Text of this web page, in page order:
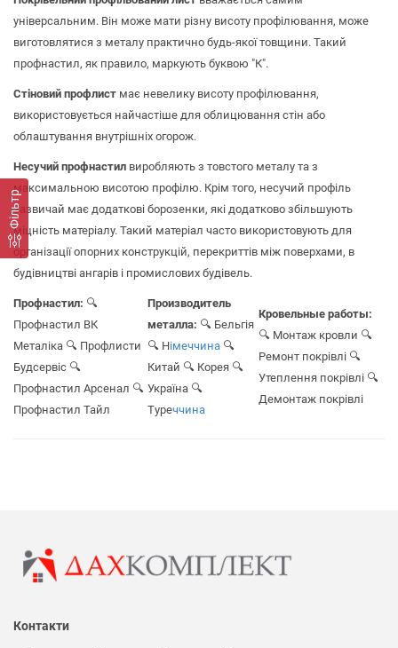
Фільтр
універсальним. Він може мати різну висоту профілювання, може
виготовлятися з металу практично будь-якої товщини. Такий
профнастил, як правило, маркують буквою "К".
Стіновий профлист має невелику висоту профілювання,
використовується найчастіше для облицювання стін або
облаштування внутрішніх огорож.
Несучий профнастил виробляють з товстого металу та з
максимальною висотою профілю. Крім того, несучий профіль
зазвичай має додаткові борозенки, які додатково збільшують
міцність матеріалу. Такий матеріал часто використовують для
організації опорних конструкцій, перекриттів між поверхами, в
будівництві ангарів і промислових будівель.
Профнастил: 🔍
Профнастил ВК
Металіка 🔍 Профлисти
Будсервіс 🔍
Профнастил Арсенал 🔍
Профнастил Тайл
Производитель
металла: 🔍 Бельгія
🔍 Німеччина 🔍
Китай 🔍 Корея 🔍
Україна 🔍
Туреччина
Кровельные работы:
🔍 Монтаж кровли 🔍
Ремонт покрівлі 🔍
Утеплення покрівлі 🔍
Демонтаж покрівлі
Контакти